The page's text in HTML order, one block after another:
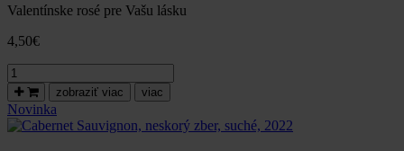
Valentínske rosé pre Vašu lásku
4,50€
množstvo
Cabernet
Sauvignon
rosé,
polosuché,
zobraziť viac viac
Novinka